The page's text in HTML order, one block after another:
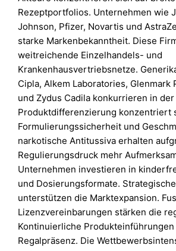
Rezeptportfolios. Unternehmen wie
Johnson, Pfizer, Novartis und
starke Markenbekanntheit. Diese
weitreichende Einzelhandels- und
Krankenhausvertriebsnetze.
Cipla, Alkem Laboratories, Glenmark
und Zydus Cadila konkurrieren in
Produktdifferenzierung konzentriert
Formulierungssicherheit und
narkotische Antitussiva erhalten
Regulierungsdruck mehr
Unternehmen investieren in
und Dosierungsformate.
unterstützen die Marktexpansion.
Lizenzvereinbarungen stärken die
Kontinuierliche
Regalpräsenz. Die